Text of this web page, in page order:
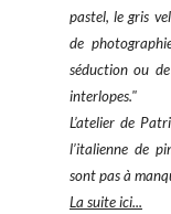
pastel, le gris
de
séduction ou
interlopes."
L’atelier de
l’italienne de
sont pas à
La suite ici...